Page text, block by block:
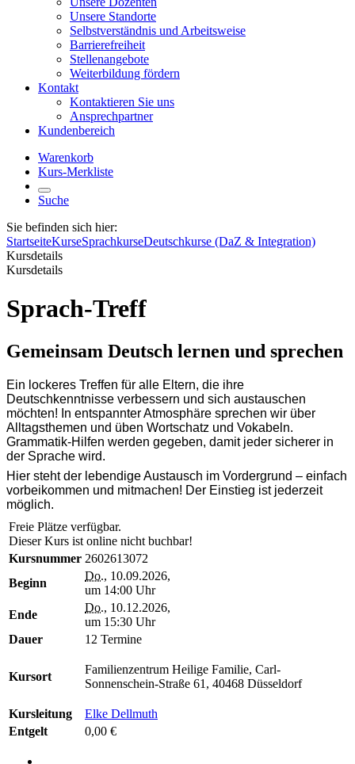
Unsere Standorte
Selbstverständnis und Arbeitsweise
Barrierefreiheit
Stellenangebote
Weiterbildung fördern
Kontakt
Kontaktieren Sie uns
Ansprechpartner
Kundenbereich
Warenkorb
Kurs-Merkliste
Suche
Sie befinden sich hier:
StartseiteKurseSprachkurseDeutschkurse (DaZ & Integration)
Kursdetails
Kursdetails
Sprach-Treff
Gemeinsam Deutsch lernen und sprechen
Ein lockeres Treffen für alle Eltern, die ihre
Deutschkenntnisse verbessern und sich austauschen
möchten! In entspannter Atmosphäre sprechen wir über
Alltagsthemen und üben Wortschatz und Vokabeln.
Grammatik-Hilfen werden gegeben, damit jeder sicherer in
der Sprache wird.
Hier steht der lebendige Austausch im Vordergrund – einfach
vorbeikommen und mitmachen! Der Einstieg ist jederzeit
möglich.
Freie Plätze verfügbar.
Dieser Kurs ist online nicht buchbar!
Kursnummer 2602613072
Beginn
Do., 10.09.2026,
um 14:00 Uhr
Ende
Do., 10.12.2026,
um 15:30 Uhr
Dauer
12 Termine
Kursort
Familienzentrum Heilige Familie, Carl-
Sonnenschein-Straße 61, 40468 Düsseldorf
Kursleitung
Elke Dellmuth
Entgelt
0,00 €